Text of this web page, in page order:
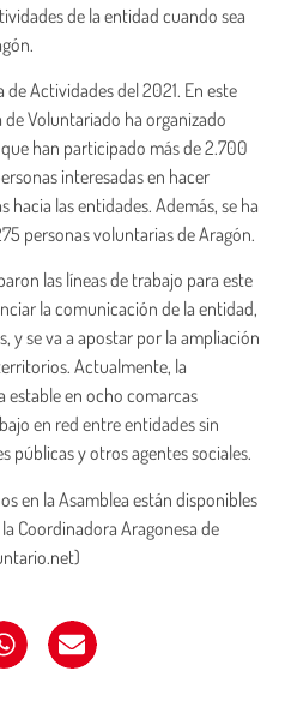
de la entidad cuando sea
Actividades del 2021. En este
Voluntariado ha organizado
han participado más de 2.700
interesadas en hacer
las entidades. Además, se ha
personas voluntarias de Aragón.
las líneas de trabajo para este
la comunicación de la entidad,
y se va a apostar por la ampliación
Actualmente, la
estable en ocho comarcas
en red entre entidades sin
públicas y otros agentes sociales.
en la Asamblea están disponibles
Coordinadora Aragonesa de